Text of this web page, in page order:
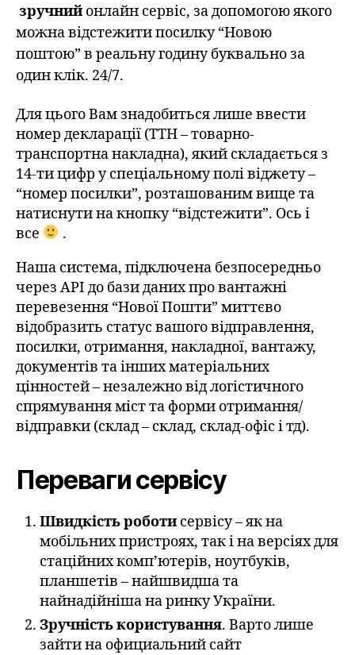
зручнийонлайн сервіс, за допомогою якого
можна відстежити посилку “Новою
поштою” в реальну годину буквально за
один клік. 24/7.
Для цього Вам знадобиться лише ввести
номер декларації (ТТН – товарно-
транспортна накладна), який складається з
14-ти цифр у спеціальному полі віджету –
“номер посилки”, розташованим вище та
натиснути на кнопку “відстежити”. Ось і
все
.
Наша система, підключена безпосередньо
через API до бази даних про вантажні
перевезення “Нової Пошти” миттєво
відобразить статус вашого відправлення,
посилки, отримання, накладної, вантажу,
документів та інших матеріальних
цінностей – незалежно від логістичного
спрямування міст та форми отримання/
відправки (склад – склад, склад-офіс і тд).
Переваги сервісу
Швидкість роботисервісу – як на
мобільних пристроях, так і на версіях для
стаційних комп’ютерів, ноутбуків,
планшетів – найшвидша та
найнадійніша на ринку України.
Зручність користування. Варто лише
зайти на официальний сайт